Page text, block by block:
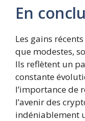
En
Les gains
que modestes,
Ils reflètent un
constante
l’importance de
l’avenir des
indéniablement